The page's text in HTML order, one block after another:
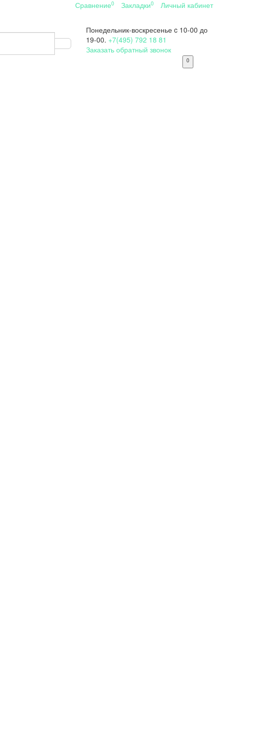
Сравнение0 Закладки0 Личный кабинет
Понедельник-воскресенье c 10-00 до
19-00. +7(495) 792 18 81
Заказать обратный звонок
0